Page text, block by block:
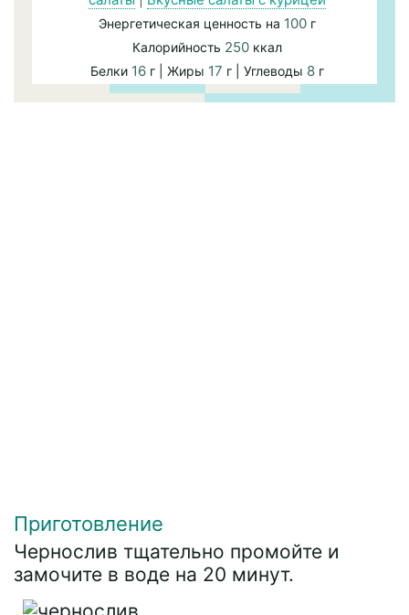
Энергетическая ценность на 100г
Калорийность 250ккал
Белки 16г | Жиры 17 г | Углеводы 8г
Приготовление
Чернослив тщательно промойте и
замочите в воде на 20 минут.